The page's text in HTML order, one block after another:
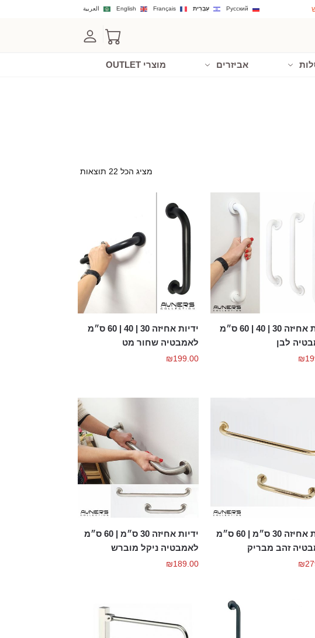
العربية English Français עִבְרִית Русский
אביזרים מוצרי OUTLET
מציג הכל 22 תוצאות
ידיות אחיזה 30 | 40 | 60 ס״מ
לבן
₪
ידיות אחיזה 30 | 40 | 60 ס״מ
לאמבטיה שחור מט
₪199.00
ידיות אחיזה 30 ס״מ | 60 ס״מ
זהב מבריק
₪
ידיות אחיזה 30 ס״מ | 60 ס״מ
לאמבטיה ניקל מוברש
₪189.00